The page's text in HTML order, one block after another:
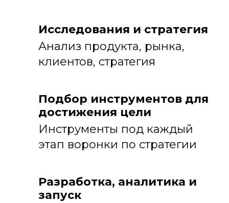
Исследования и стратегия
Анализ продукта, рынка,
клиентов, стратегия
Подбор инструментов для
достижения цели
Инструменты под каждый
этап воронки по стратегии
Разработка, аналитика и
запуск